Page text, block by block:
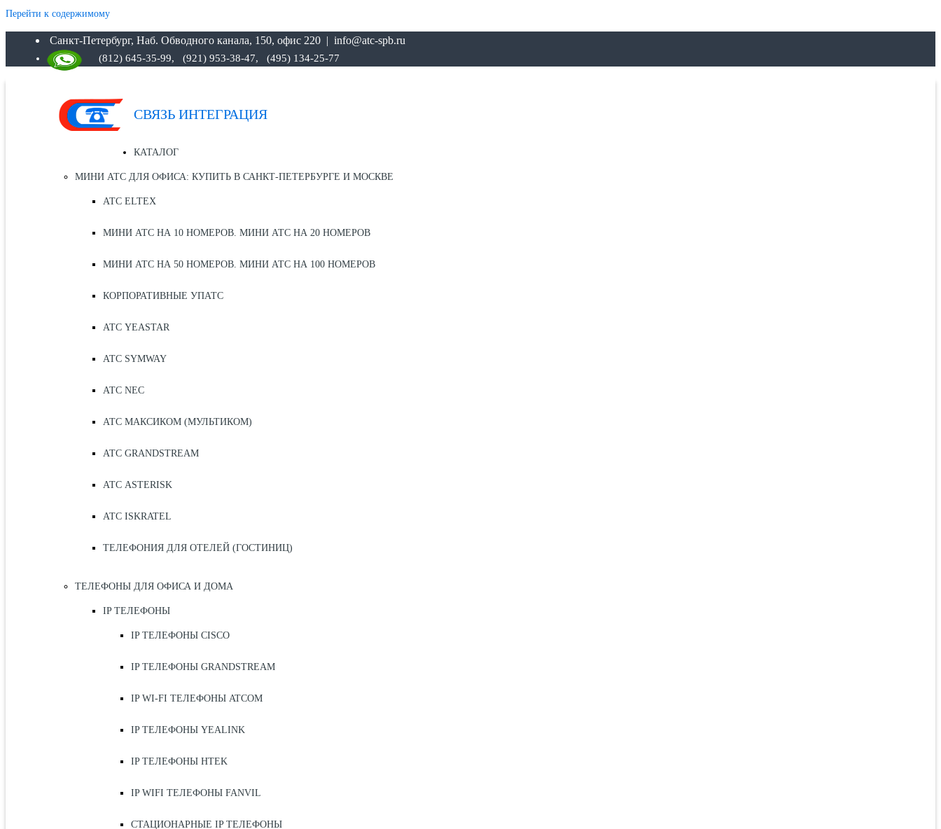
Перейти к содержимому
Санкт-Петербург, Наб. Обводного канала, 150, офис 220 | info@atc-spb.ru
(812) 645-35-99, (921) 953-38-47, (495) 134-25-77
СВЯЗЬ ИНТЕГРАЦИЯ
КАТАЛОГ
МИНИ АТС ДЛЯ ОФИСА: КУПИТЬ В САНКТ-ПЕТЕРБУРГЕ И МОСКВЕ
АТС ELTEX
МИНИ АТС НА 10 НОМЕРОВ. МИНИ АТС НА 20 НОМЕРОВ
МИНИ АТС НА 50 НОМЕРОВ. МИНИ АТС НА 100 НОМЕРОВ
КОРПОРАТИВНЫЕ УПАТС
АТС YEASTAR
АТС SYMWAY
АТС NEC
АТС МАКСИКОМ (МУЛЬТИКОМ)
АТС GRANDSTREAM
АТС ASTERISK
АТС ISKRATEL
ТЕЛЕФОНИЯ ДЛЯ ОТЕЛЕЙ (ГОСТИНИЦ)
ТЕЛЕФОНЫ ДЛЯ ОФИСА И ДОМА
IP ТЕЛЕФОНЫ
IP ТЕЛЕФОНЫ CISCO
IP ТЕЛЕФОНЫ GRANDSTREAM
IP WI-FI ТЕЛЕФОНЫ ATCOM
IP ТЕЛЕФОНЫ YEALINK
IP ТЕЛЕФОНЫ HTEK
IP WIFI ТЕЛЕФОНЫ FANVIL
СТАЦИОНАРНЫЕ IP ТЕЛЕФОНЫ